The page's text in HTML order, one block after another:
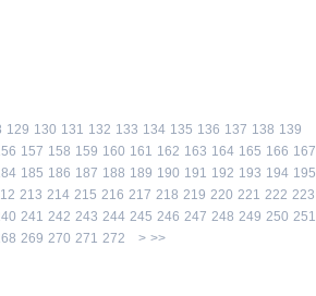
129 130 131 132 133 134 135 136 137 138 139
157 158 159 160 161 162 163 164 165 166 167
185 186 187 188 189 190 191 192 193 194 195
213 214 215 216 217 218 219 220 221 222 223
241 242 243 244 245 246 247 248 249 250 251
269 270 271 272 > >>